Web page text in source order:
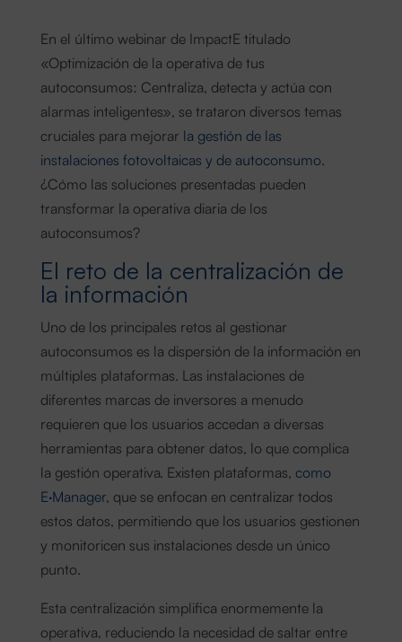
En el último webinar de ImpactE titulado
«Optimización de la operativa de tus
autoconsumos: Centraliza, detecta y actúa con
alarmas inteligentes», se trataron diversos temas
cruciales para mejorar la gestión de las
instalaciones fotovoltaicas y de autoconsumo.
¿Cómo las soluciones presentadas pueden
transformar la operativa diaria de los
autoconsumos?
El reto de la centralización de
la información
Uno de los principales retos al gestionar
autoconsumos es la dispersión de la información en
múltiples plataformas. Las instalaciones de
diferentes marcas de inversores a menudo
requieren que los usuarios accedan a diversas
herramientas para obtener datos, lo que complica
la gestión operativa. Existen plataformas, como
E·Manager, que se enfocan en centralizar todos
estos datos, permitiendo que los usuarios gestionen
y monitoricen sus instalaciones desde un único
punto.
Esta centralización simplifica enormemente la
operativa, reduciendo la necesidad de saltar entre